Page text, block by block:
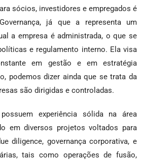
sócios, investidores e empregados é
já que a representa um
a empresa é administrada, o que se
e regulamento interno. Ela visa
em gestão e em estratégia
podemos dizer ainda que se trata da
são dirigidas e controladas.
experiência sólida na área
em diversos projetos voltados para
diligence, governança corporativa, e
tais como operações de fusão,